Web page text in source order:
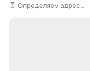
Определяем адрес...